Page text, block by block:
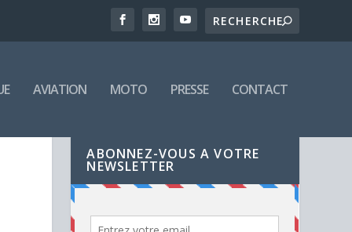
AVIATION MOTO PRESSE CONTACT
ABONNEZ-VOUS A VOTRE
NEWSLETTER